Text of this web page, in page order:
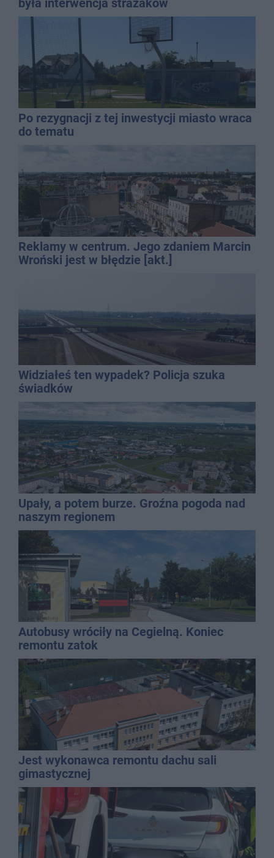
Po rezygnacji z tej inwestycji miasto wraca
do tematu
Reklamy w centrum. Jego zdaniem Marcin
Wroński jest w błędzie [akt.]
Widziałeś ten wypadek? Policja szuka
świadków
Upały, a potem burze. Groźna pogoda nad
naszym regionem
Autobusy wróciły na Cegielną. Koniec
remontu zatok
Jest wykonawca remontu dachu sali
gimastycznej